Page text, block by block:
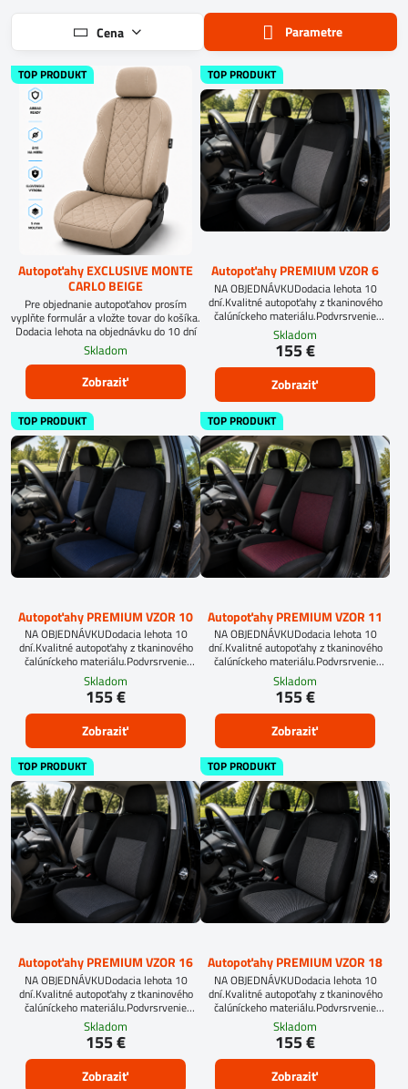
Cena Parametre
TOP PRODUKT
Autopoťahy EXCLUSIVE MONTE
CARLO BEIGE
Pre objednanie autopoťahov prosím
vyplňte formulár a vložte tovar do košíka.
Dodacia lehota na objednávku do 10 dní
Skladom
Zobraziť
TOP PRODUKT
Autopoťahy PREMIUM VZOR 6
NA OBJEDNÁVKUDodacia lehota 10
dní.Kvalitné autopoťahy z tkaninového
čalúníckeho materiálu.Podvrsrvenie
molitan 5 mm.Pri objednávke
autopoťahov šitých na mieru, vyplňte
prosím údaje o sedadlách Vášho
automobilu.
Skladom
155 €
Zobraziť
TOP PRODUKT
Autopoťahy PREMIUM VZOR 10
NA OBJEDNÁVKUDodacia lehota 10
dní.Kvalitné autopoťahy z tkaninového
čalúníckeho materiálu.Podvrsrvenie
molitan 5 mm.
Skladom
155 €
Zobraziť
TOP PRODUKT
Autopoťahy PREMIUM VZOR 11
NA OBJEDNÁVKUDodacia lehota 10
dní.Kvalitné autopoťahy z tkaninového
čalúníckeho materiálu.Podvrsrvenie
molitan 5 mm.
Skladom
155 €
Zobraziť
TOP PRODUKT
Autopoťahy PREMIUM VZOR 16
NA OBJEDNÁVKUDodacia lehota 10
dní.Kvalitné autopoťahy z tkaninového
čalúníckeho materiálu.Podvrsrvenie
molitan 5 mm.
Skladom
155 €
Zobraziť
TOP PRODUKT
Autopoťahy PREMIUM VZOR 18
NA OBJEDNÁVKUDodacia lehota 10
dní.Kvalitné autopoťahy z tkaninového
čalúníckeho materiálu.Podvrsrvenie
molitan 5 mm.Pre objednanie autopoťahu
na mieru je potrebné vyplniť
objednávkový formulár.OBJEDNAŤ TU
Skladom
155 €
Zobraziť